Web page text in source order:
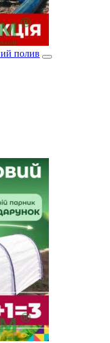
полив